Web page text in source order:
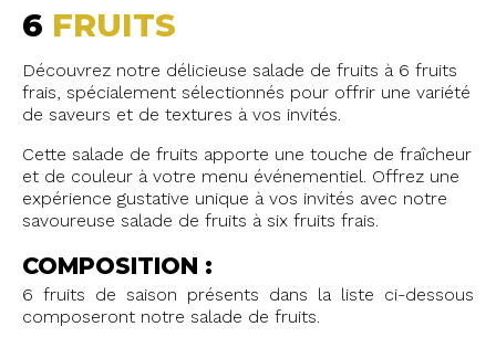
6 FRUITS
Découvrez notre délicieuse salade de fruits à 6 fruits
frais, spécialement sélectionnés pour offrir une variété
de saveurs et de textures à vos invités.
Cette salade de fruits apporte une touche de fraîcheur
et de couleur à votre menu événementiel. Offrez une
expérience gustative unique à vos invités avec notre
savoureuse salade de fruits à six fruits frais.
COMPOSITION :
6 fruits de saison présents dans la liste ci-dessous
composeront notre salade de fruits.